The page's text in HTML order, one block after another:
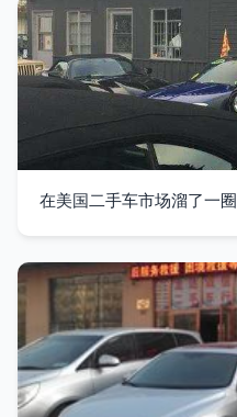
在美国二手车市场溜了一